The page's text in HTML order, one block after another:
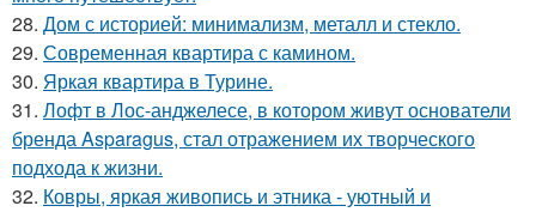
28. Дом с историей: минимализм, металл и стекло.
29. Современная квартира с камином.
30. Яркая квартира в Турине.
31. Лофт в Лос-анджелесе, в котором живут основатели
бренда Asparagus, стал отражением их творческого
подхода к жизни.
32. Ковры, яркая живопись и этника - уютный и